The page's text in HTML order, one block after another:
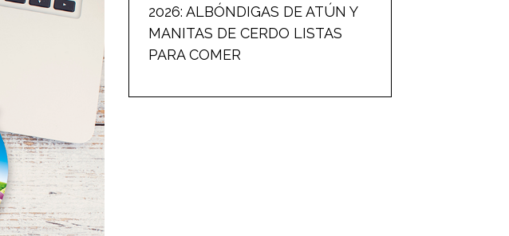
2026: ALBÓNDIGAS DE ATÚN Y
MANITAS DE CERDO LISTAS
PARA COMER